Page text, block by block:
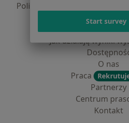
Polityka prywatności dla
dane pozyskaliśmy
Jak działają wyniki
O nas
Praca
Partnerzy
Centrum
Kontakt
Start survey